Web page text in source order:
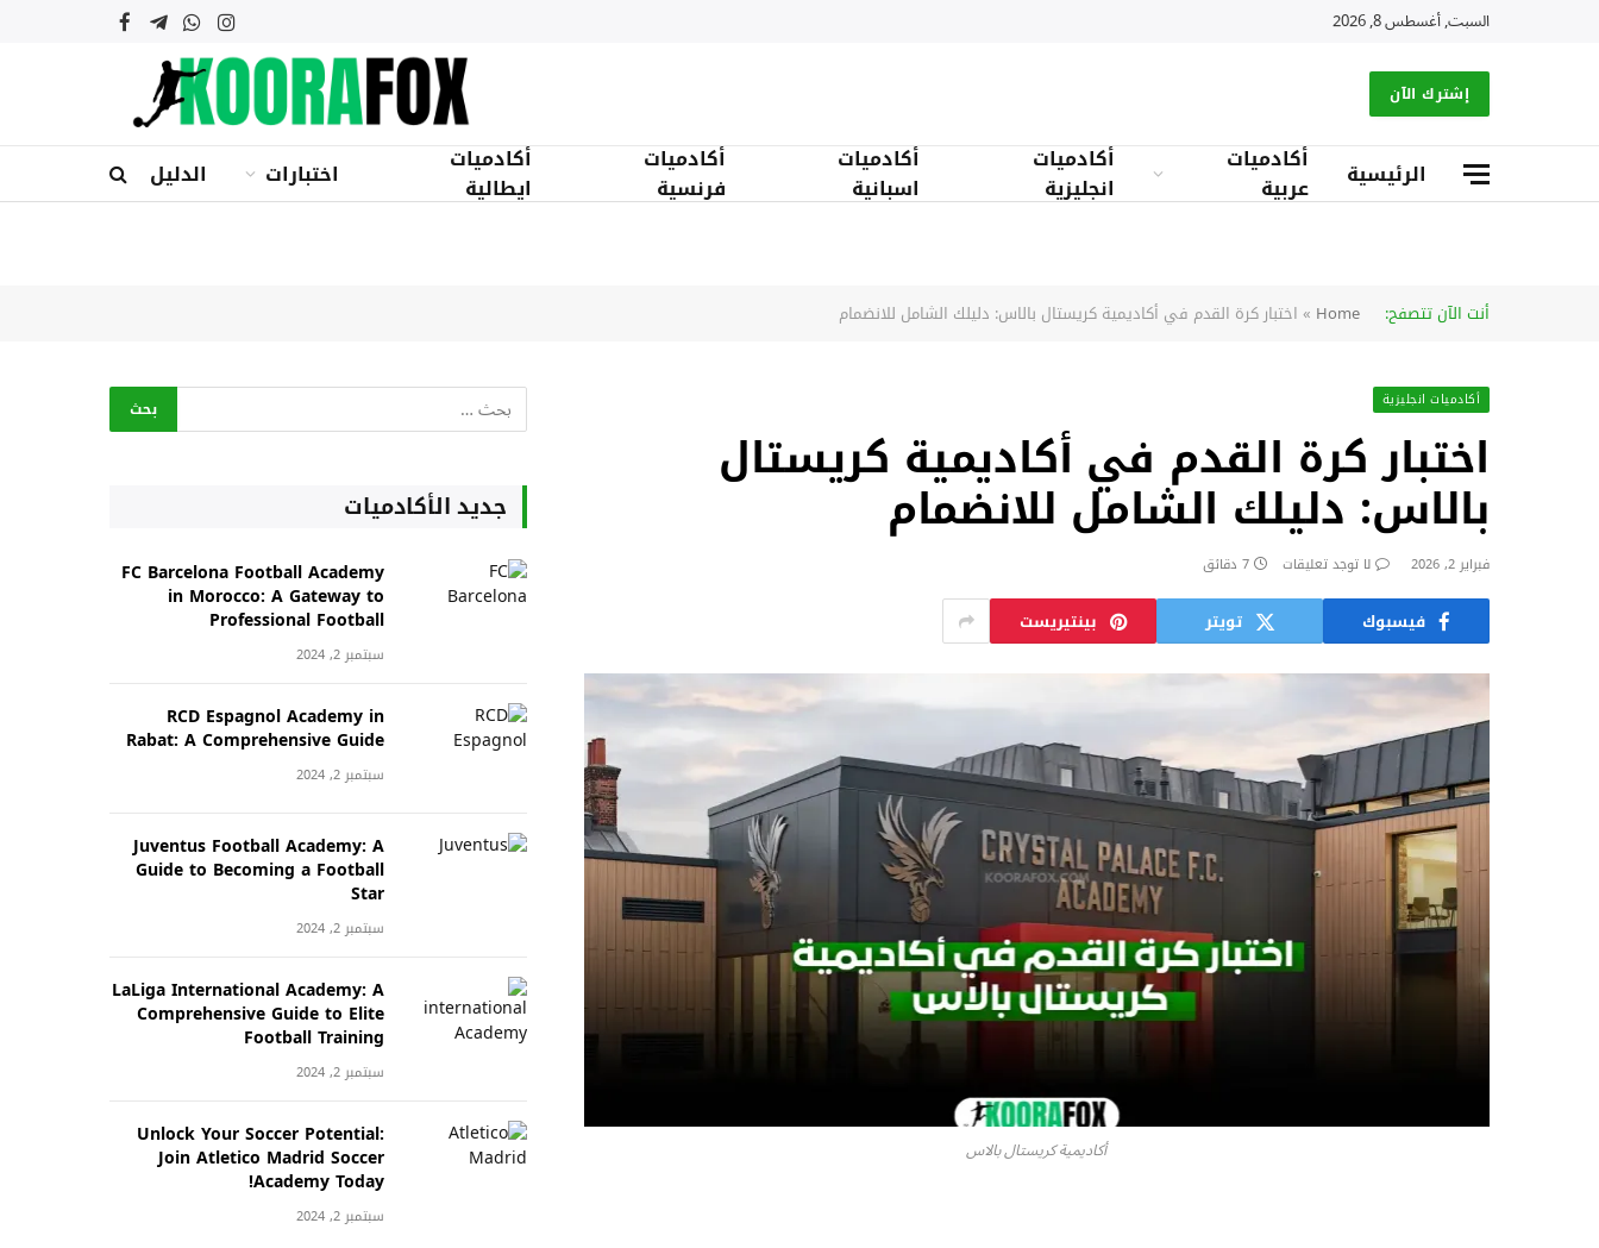
السبت, أغسطس 8, 2026 الانستغرام
واتسابتيلقرامفيسبوك
إشترك الآن
الرئيسية
أكادميات
عربية
أكادميات
انجليزية
أكادميات
اسبانية
أكادميات
فرنسية
أكادميات
ايطالية
اختبارات الدليل
أنت الآن تتصفح: Home
» اختبار كرة القدم في أكاديمية كريستال بالاس: دليلك الشامل للانضمام
أكادميات انجليزية
اختبار كرة القدم في أكاديمية كريستال
بالاس: دليلك الشامل للانضمام
فبراير 2, 2026 لا توجد تعليقات 7 دقائق
فيسبوك تويتر بينتيريست
أكاديمية كريستال بالاس
جديد الأكادميات
FC Barcelona Football Academy
in Morocco: A Gateway to
Professional Football
سبتمبر 2, 2024
RCD Espagnol Academy in
Rabat: A Comprehensive Guide
سبتمبر 2, 2024
Juventus Football Academy: A
Guide to Becoming a Football
Star
سبتمبر 2, 2024
LaLiga International Academy: A
Comprehensive Guide to Elite
Football Training
سبتمبر 2, 2024
Unlock Your Soccer Potential:
Join Atletico Madrid Soccer
Academy Today!
سبتمبر 2, 2024